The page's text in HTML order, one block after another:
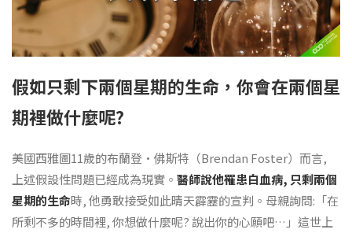
假如只剩下兩個星期的生命，你會在兩個星
期裡做什麼呢?
美國西雅圖11歲的布蘭登•佛斯特（Brendan Foster）而言,
上述假設性問題已經成為現實。 醫師說他罹患白血病, 只剩兩個
星期的生命時, 他勇敢接受如此晴天霹靂的宣判。母親詢問:「在
所剩不多的時間裡, 你想做什麼呢? 說出你的心願吧…」這世上